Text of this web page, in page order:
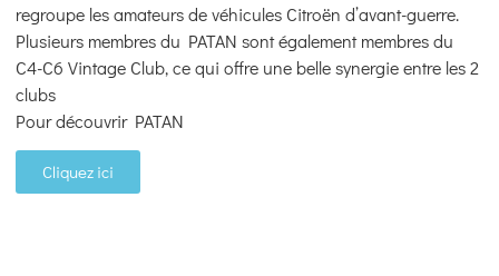
regroupe les amateurs de véhicules Citroën d’avant-guerre.
Plusieurs membres du PATAN sont également membres du
C4-C6 Vintage Club, ce qui offre une belle synergie entre les 2
clubs
Pour découvrir PATAN
Cliquez ici